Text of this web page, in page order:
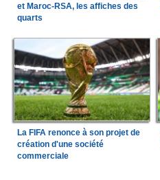
et Maroc-RSA, les affiches des
quarts
La FIFA renonce à son projet de
création d'une société
commerciale